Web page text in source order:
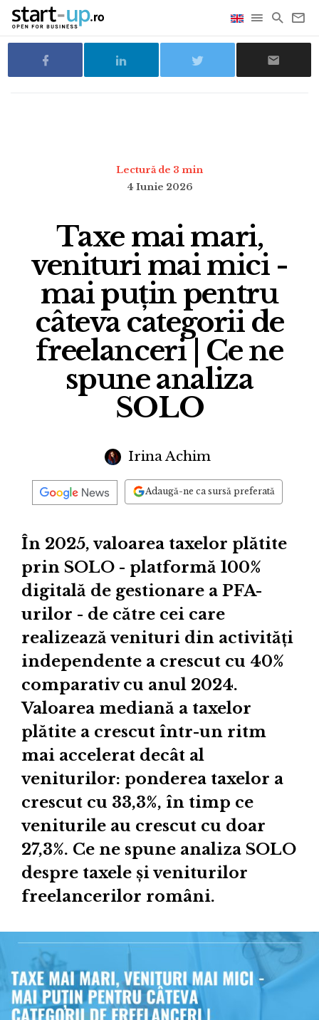
Lectură de 3 min
4 Iunie 2026
Taxe mai mari,
venituri mai mici -
mai puțin pentru
câteva categorii de
freelanceri | Ce ne
spune analiza
SOLO
Irina Achim
Adaugă-ne ca sursă preferată
În 2025, valoarea taxelor plătite
prin SOLO - platformă 100%
digitală de gestionare a PFA-
urilor - de către cei care
realizează venituri din activități
independente a crescut cu 40%
comparativ cu anul 2024.
Valoarea mediană a taxelor
plătite a crescut într-un ritm
mai accelerat decât al
veniturilor: ponderea taxelor a
crescut cu 33,3%, în timp ce
veniturile au crescut cu doar
27,3%. Ce ne spune analiza SOLO
despre taxele și veniturilor
freelancerilor români.